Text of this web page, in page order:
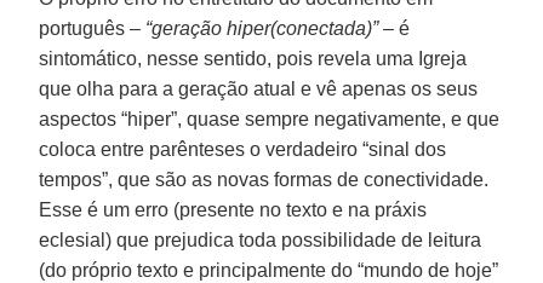
português – “geração hiper(conectada)”– é
sintomático, nesse sentido, pois revela uma Igreja
que olha para a geração atual e vê apenas os seus
aspectos “hiper”, quase sempre negativamente, e que
coloca entre parênteses o verdadeiro “sinal dos
tempos”, que são as novas formas de conectividade.
Esse é um erro (presente no texto e na práxis
eclesial) que prejudica toda possibilidade de leitura
(do próprio texto e principalmente do “mundo de hoje”